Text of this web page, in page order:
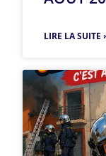
LIRE LA SUITE